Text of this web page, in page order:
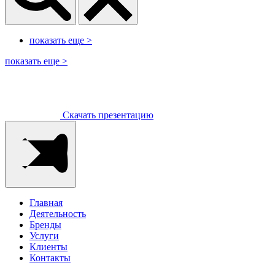
показать еще >
показать еще >
Скачать презентацию
Главная
Деятельность
Бренды
Услуги
Клиенты
Контакты